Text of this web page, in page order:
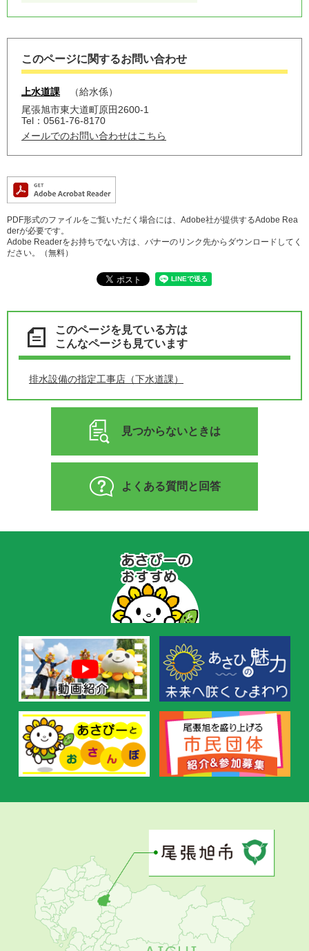
このページに関するお問い合わせ
上水道課
給水係
尾張旭市東大道町原田2600-1
Tel：0561-76-8170
メールでのお問い合わせはこちら
PDF形式のファイルをご覧いただく場合には、Adobe社が提供するAdobe Rea
derが必要です。
Adobe Readerをお持ちでない方は、バナーのリンク先からダウンロードしてく
ださい。（無料）
このページを見ている方は
こんなページも見ています
排水設備の指定工事店（下水道課）
見つからないときは
よくある質問と回答
の
お
す
め